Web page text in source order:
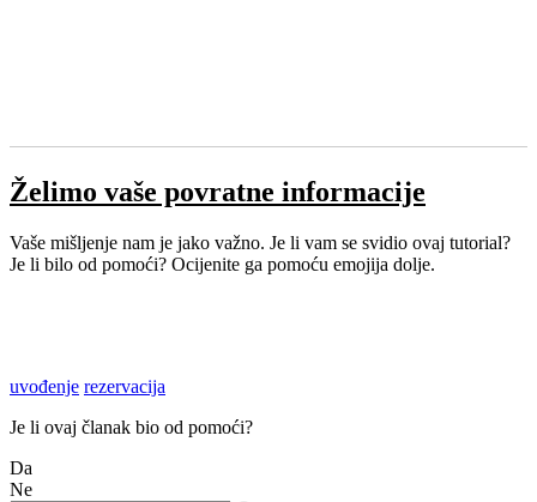
Želimo vaše povratne informacije
Vaše mišljenje nam je jako važno. Je li vam se svidio ovaj tutorial?
Je li bilo od pomoći? Ocijenite ga pomoću emojija dolje.
uvođenje rezervacija
Je li ovaj članak bio od pomoći?
Da
Ne